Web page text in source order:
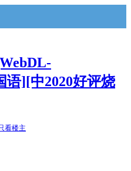
语][中2020好评烧
看楼主